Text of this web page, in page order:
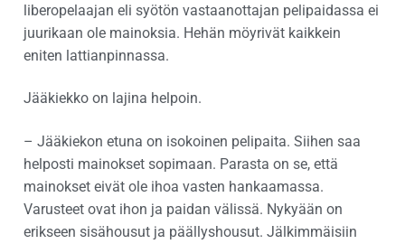
liberopelaajan eli syötön vastaanottajan pelipaidassa ei
juurikaan ole mainoksia. Hehän möyrivät kaikkein
eniten lattianpinnassa.
Jääkiekko on lajina helpoin.
– Jääkiekon etuna on isokoinen pelipaita. Siihen saa
helposti mainokset sopimaan. Parasta on se, että
mainokset eivät ole ihoa vasten hankaamassa.
Varusteet ovat ihon ja paidan välissä. Nykyään on
erikseen sisähousut ja päällyshousut. Jälkimmäisiin